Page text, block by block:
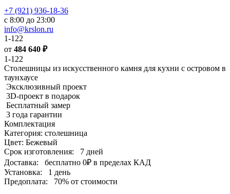
+7 (921) 936-18-36
с 8:00 до 23:00
info@krslon.ru
1-122
от 484 640 ₽
1-122
Столешницы из искусственного камня для кухни с островом в
таунхаусе
Эксклюзивный проект
3D-проект в подарок
Бесплатный замер
3 года гарантии
Комплектация
Категория: столешница
Цвет: Бежевый
Срок изготовления:
7 дней
Доставка:
бесплатно 0₽ в пределах КАД
Установка:
1 день
Предоплата:
70% от стоимости